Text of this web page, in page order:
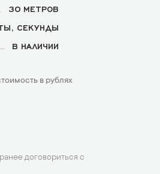
30 МЕТРОВ
СЕКУНДЫ
В НАЛИЧИИ
в рублях
договориться с